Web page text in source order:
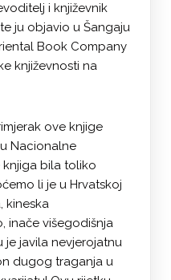
i književnik
ju objavio u Šangaju
Book Company
književnosti na
ove knjige
Nacionalne
knjiga bila toliko
li je u Hrvatskoj
kineska
inače višegodišnja
je javila nevjerojatnu
dugog traganja u